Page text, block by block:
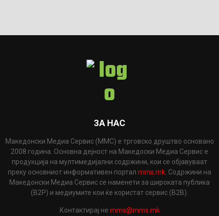
ЗА НАС
Македонски Медиа Сервис (ММС) е трговско друштво основано
2008 година. Основна дејност на Македоски Медиа Сервис е
продукција на мултимедијални содржини, кои се објавуваат
преку основниот информативен портал mms.mk . Содржини на
Македонски Медиа Сервис се наменети за широката публика
(B2P) и медиумите кои ќе користат сервис (B2B).
Контактирај не mms@mms.mk